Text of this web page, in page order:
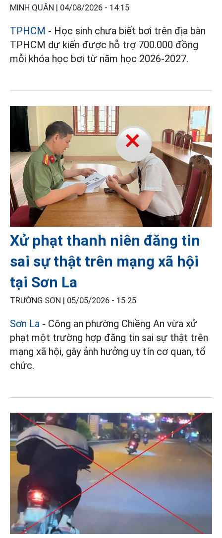
MINH QUÂN | 04/08/2026 - 14:15
TPHCM - Học sinh chưa biết bơi trên địa bàn
TPHCM dự kiến được hỗ trợ 700.000 đồng
mỗi khóa học bơi từ năm học 2026-2027.
Xử phạt thanh niên đăng tin
sai sự thật trên mạng xã hội
tại Sơn La
TRƯỜNG SƠN | 05/05/2026 - 15:25
Sơn La - Công an phường Chiềng An vừa xử
phạt một trường hợp đăng tin sai sự thật trên
mạng xã hội, gây ảnh hưởng uy tín cơ quan, tổ
chức.